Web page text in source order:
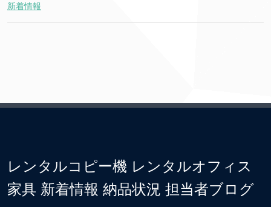
新着情報
レンタルコピー機 レンタルオフィス
家具 新着情報 納品状況 担当者ブログ